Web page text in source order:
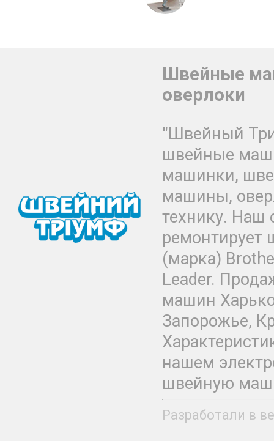
Швейные
оверлоки
"Швейный
швейные
машинки,
машины,
технику. Наш
ремонтирует
(марка)
Leader.
машин
Запорожье,
нашем
швейную
Разработали в